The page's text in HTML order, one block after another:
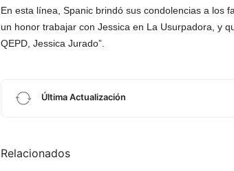
En esta línea, Spanic brindó sus condolencias a los
un honor trabajar con Jessica en La Usurpadora, y
QEPD, Jessica Jurado”.
Última Actualización
Relacionados